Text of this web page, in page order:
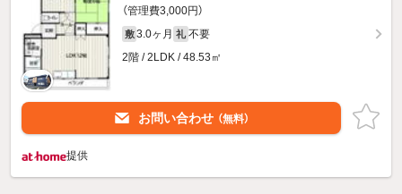
（管理費3,000円）
敷 3.0ヶ月 礼 不要
2階 / 2LDK / 48.53㎡
お問い合わせ （無料）
提供